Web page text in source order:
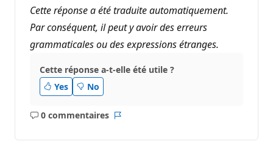
Cette réponse a été traduite automatiquement.
Par conséquent, il peut y avoir des erreurs
grammaticales ou des expressions étranges.
Cette réponse a-t-elle été utile ?
Yes
No
0 commentaires
Aucun